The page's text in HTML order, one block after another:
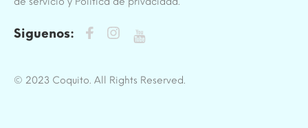
Siguenos:
© 2023 Coquito. All Rights Reserved.